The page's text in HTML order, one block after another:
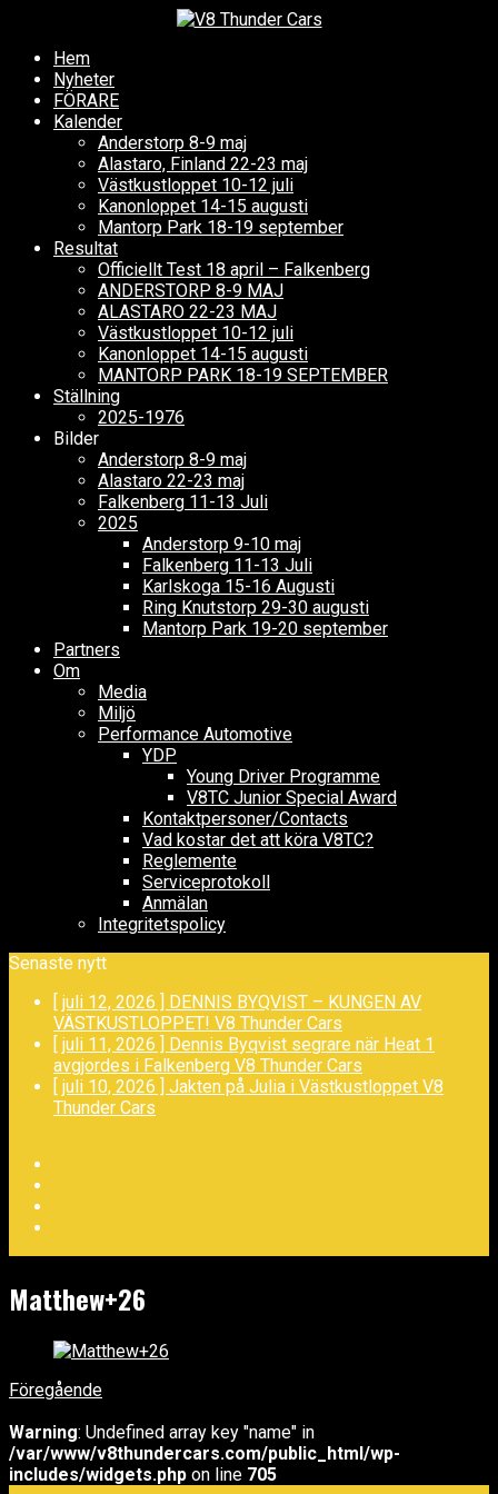
Hem
Nyheter
FÖRARE
Kalender
Anderstorp 8-9 maj
Alastaro, Finland 22-23 maj
Västkustloppet 10-12 juli
Kanonloppet 14-15 augusti
Mantorp Park 18-19 september
Resultat
Officiellt Test 18 april – Falkenberg
ANDERSTORP 8-9 MAJ
ALASTARO 22-23 MAJ
Västkustloppet 10-12 juli
Kanonloppet 14-15 augusti
MANTORP PARK 18-19 SEPTEMBER
Ställning
2025-1976
Bilder
Anderstorp 8-9 maj
Alastaro 22-23 maj
Falkenberg 11-13 Juli
2025
Anderstorp 9-10 maj
Falkenberg 11-13 Juli
Karlskoga 15-16 Augusti
Ring Knutstorp 29-30 augusti
Mantorp Park 19-20 september
Partners
Om
Media
Miljö
Performance Automotive
YDP
Young Driver Programme
V8TC Junior Special Award
Kontaktpersoner/Contacts
Vad kostar det att köra V8TC?
Reglemente
Serviceprotokoll
Anmälan
Integritetspolicy
Senaste nytt
[ juli 12, 2026 ] DENNIS BYQVIST – KUNGEN AV
VÄSTKUSTLOPPET! V8 Thunder Cars
[ juli 11, 2026 ] Dennis Byqvist segrare när Heat 1
avgjordes i Falkenberg V8 Thunder Cars
[ juli 10, 2026 ] Jakten på Julia i Västkustloppet V8
Thunder Cars
Matthew+26
Föregående
Warning: Undefined array key "name" in
/var/www/v8thundercars.com/public_html/wp-
includes/widgets.php on line 705